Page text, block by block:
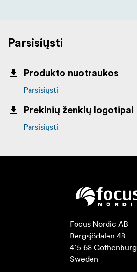
Parsisiųsti
Produkto nuotraukos
Parsisiųsti
Prekinių ženklų logotipai
Parsisiųsti
Focus Nordic AB
Bergsjödalen 48
415 68 Gothenburg
Sweden